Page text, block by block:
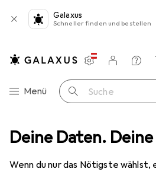
Deine Daten.
Wenn du nur das Nötigste wählst,
Galaxus
Schneller finden und bestellen
Navigation nach Kategorien
Menü Suche
Einstellungen
Kundenkonto
Vergleichslisten
Merklisten
Warenkorb
+ Schreibwaren Bürotechnik
Laminierfolie